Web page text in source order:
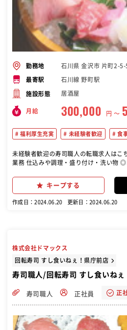
くならないし、今後も必要とされていく
かのプロになりたい！という方にはピッ
勤務地 石川県 金沢市 片町2-5-
最寄駅 石川線 野町駅
施設形態 居酒屋
月給 300,000 円 〜
福利厚生充実 未経験者歓迎 食
未経験者歓迎の寿司職人の転職求人はこちらが
業務 仕込みや調理・盛り付け・洗い物
は、あなたのスキルに合わせた業務から
あるので、ご安心ください◎後々は、 新
キープする
作成日：2024.06.20 更新日：2024.06.20
株式会社ドマックス
回転寿司 すし食いねぇ！県庁前店
寿司職人/回転寿司 すし食いねぇ
寿司職人 正社員 正